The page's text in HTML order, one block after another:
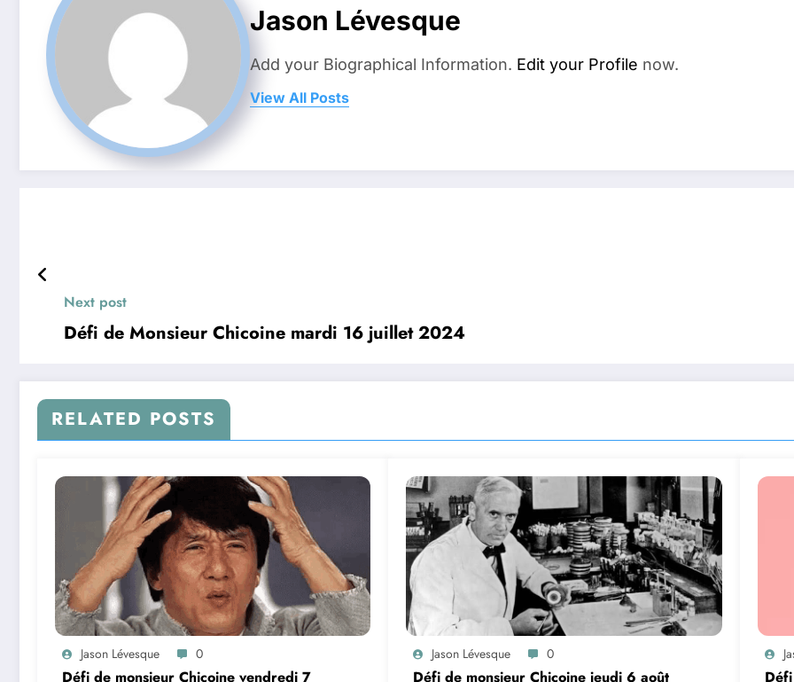
Jason Lévesque
Add your Biographical Information. Edit your Profile now.
View All Posts
Next post
Défi de Monsieur Chicoine mardi 16 juillet 2024
RELATED POSTS
Jason Lévesque 0
Défi de monsieur Chicoine vendredi 7
Jason Lévesque 0
Défi de monsieur Chicoine jeudi 6 août